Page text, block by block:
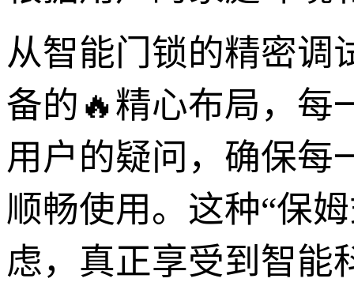
从智能门锁的精密调
备的🔥精心布局，每
用户的疑问，确保每
顺畅使用。这种“保
虑，真正享受到智能